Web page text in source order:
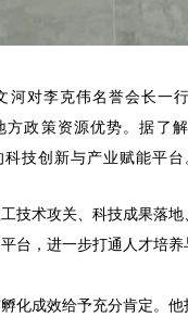
河对李克伟名誉会长一
政策资源优势。据了
技创新与产业赋能平台
技术攻关、科技成果落
台，进一步打通人才培
化成效给予充分肯定。